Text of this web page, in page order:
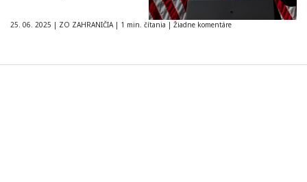
25. 06. 2025 | ZO ZAHRANIČIA | 1 min. čítania | Žiadne komentáre